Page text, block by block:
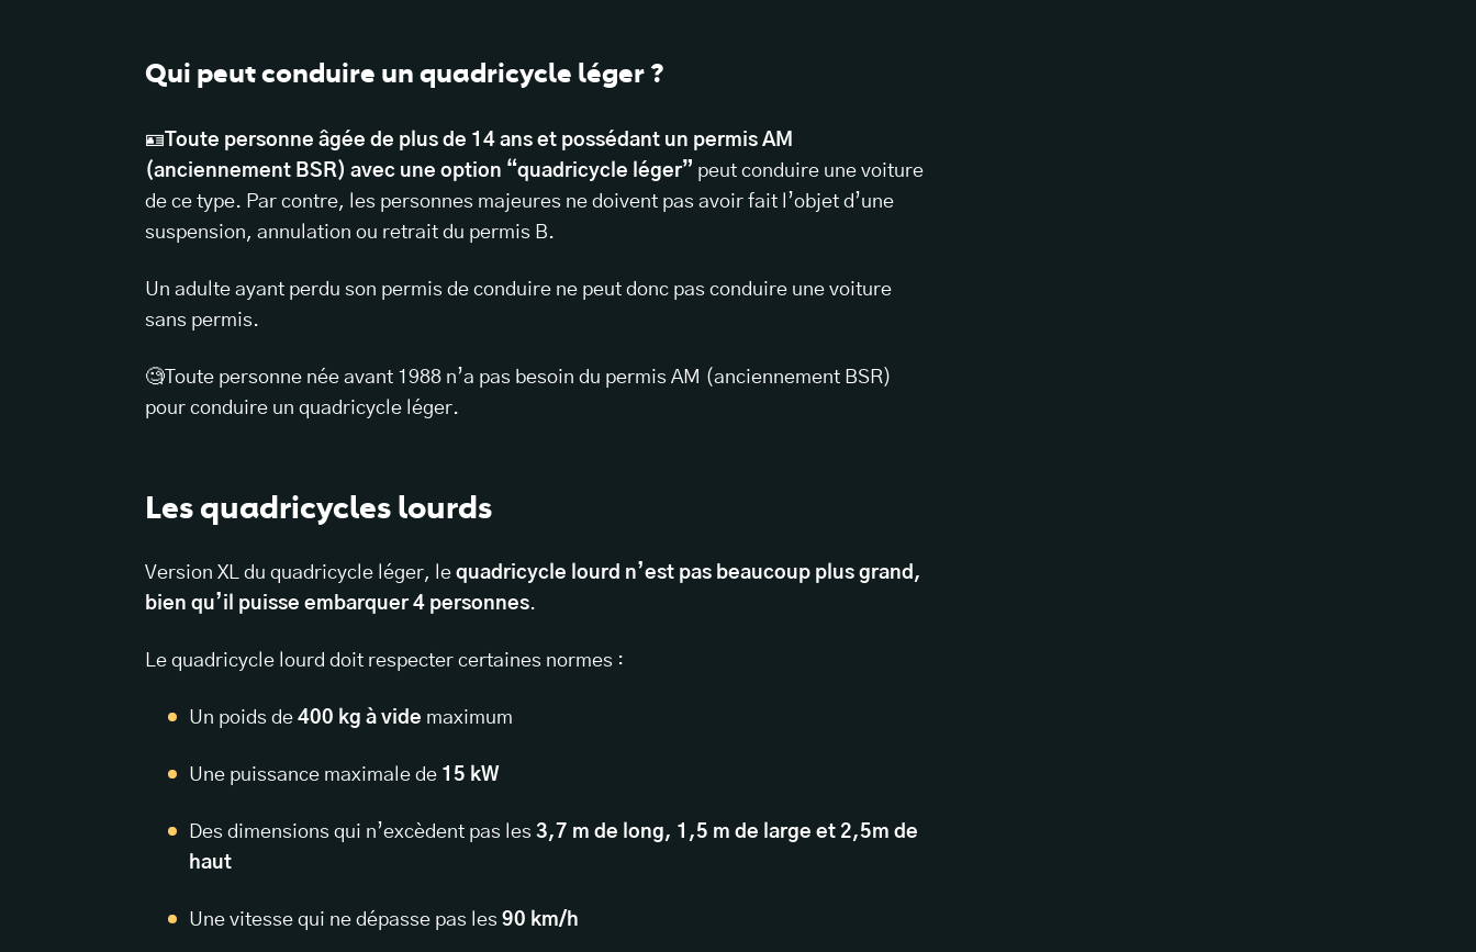
Qui peut conduire un quadricycle léger ?
🪪 Toute personne âgée de plus de 14 ans et possédant un permis AM
(anciennement BSR) avec une option “quadricycle léger” peut conduire une voiture
de ce type. Par contre, les personnes majeures ne doivent pas avoir fait l’objet d’une
suspension, annulation ou retrait du permis B.
Un adulte ayant perdu son permis de conduire ne peut donc pas conduire une voiture
sans permis.
🧐Toute personne née avant 1988 n’a pas besoin du permis AM (anciennement BSR)
pour conduire un quadricycle léger.
Les quadricycles lourds
Version XL du quadricycle léger, le quadricycle lourd n’est pas beaucoup plus grand,
bien qu’il puisse embarquer 4 personnes.
Le quadricycle lourd doit respecter certaines normes :
Un poids de 400 kg à vide maximum
Une puissance maximale de 15 kW
Des dimensions qui n’excèdent pas les 3,7 m de long, 1,5 m de large et 2,5m de
haut
Une vitesse qui ne dépasse pas les 90 km/h